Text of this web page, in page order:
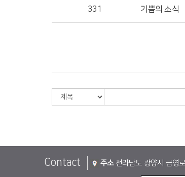
331 기쁨의 소식
Contact 주소전라남도 광양시 금영